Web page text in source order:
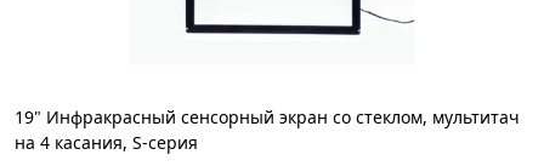
19" Инфракрасный сенсорный экран со стеклом, мультитач
на 4 касания, S-серия